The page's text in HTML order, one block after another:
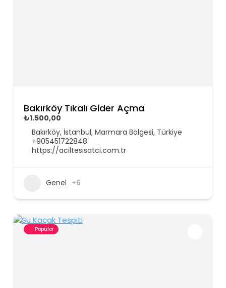
Bakırköy Tıkalı Gider Açma
₺1.500,00
Bakırköy, İstanbul, Marmara Bölgesi, Türkiye
+905451722848
https://aciltesisatci.com.tr
Genel +6
Popüler